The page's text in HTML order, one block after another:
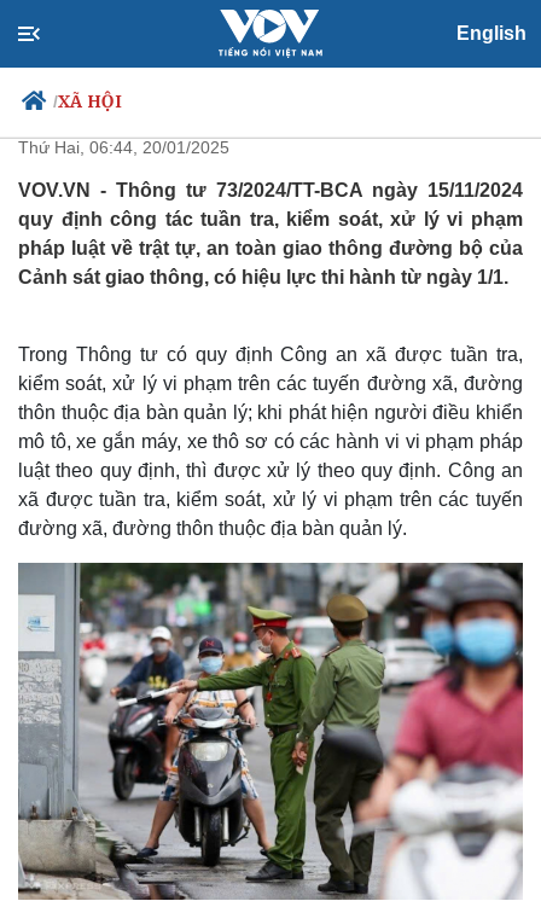
English
/XÃ HỘI
Chính trị
Đảng
Tổ chức nhân sự
Xã hội
Tin 24h
Dự báo thời tiết
Việc làm
Biển đảo
Công an xã được tuần tra, xử lý ở
những vị trí nào?
Thứ Hai, 06:44, 20/01/2025
VOV.VN - Thông tư 73/2024/TT-BCA ngày 15/11/2024
quy định công tác tuần tra, kiểm soát, xử lý vi phạm
pháp luật về trật tự, an toàn giao thông đường bộ của
Cảnh sát giao thông, có hiệu lực thi hành từ ngày 1/1.
Trong Thông tư có quy định Công an xã được tuần tra,
kiểm soát, xử lý vi phạm trên các tuyến đường xã, đường
thôn thuộc địa bàn quản lý; khi phát hiện người điều khiển
mô tô, xe gắn máy, xe thô sơ có các hành vi vi phạm pháp
luật theo quy định, thì được xử lý theo quy định. Công an
xã được tuần tra, kiểm soát, xử lý vi phạm trên các tuyến
đường xã, đường thôn thuộc địa bàn quản lý.